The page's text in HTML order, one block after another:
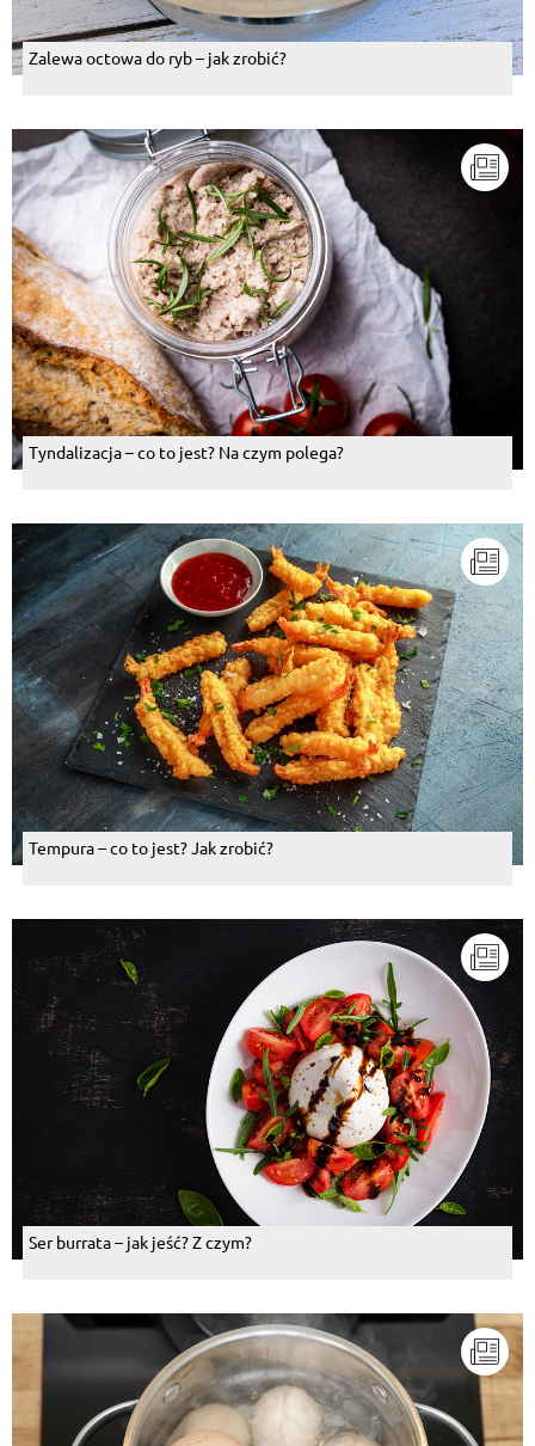
Zalewa octowa do ryb – jak zrobić?
Tyndalizacja – co to jest? Na czym polega?
Tempura – co to jest? Jak zrobić?
Ser burrata – jak jeść? Z czym?